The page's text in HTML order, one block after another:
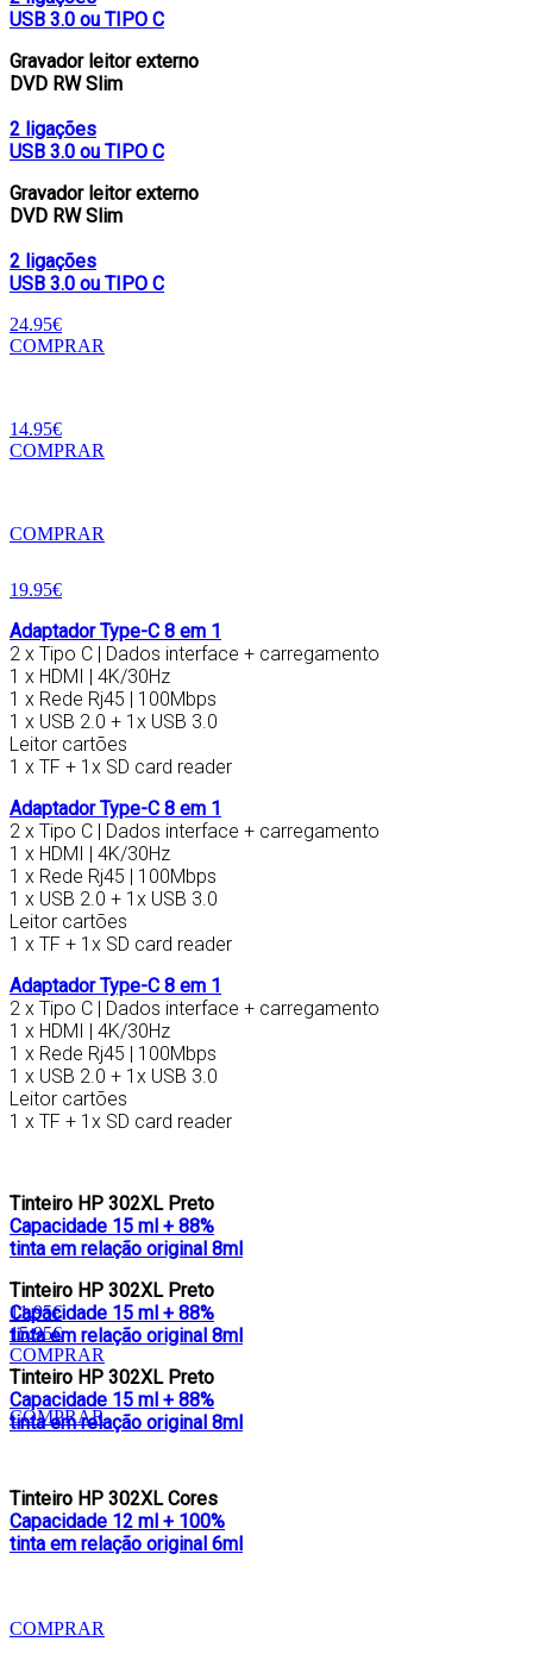
USB 3.0 ou TIPO C
Gravador leitor externo
DVD RW Slim
2 ligações
USB 3.0 ou TIPO C
Gravador leitor externo
DVD RW Slim
2 ligações
USB 3.0 ou TIPO C
24.95€
COMPRAR
14.95€
COMPRAR
COMPRAR
19.95€
Adaptador Type-C 8 em 1
2 x Tipo C | Dados interface + carregamento
1 x HDMI | 4K/30Hz
1 x Rede Rj45 | 100Mbps
1 x USB 2.0 + 1x USB 3.0
Leitor cartões
1 x TF + 1x SD card reader
Adaptador Type-C 8 em 1
2 x Tipo C | Dados interface + carregamento
1 x HDMI | 4K/30Hz
1 x Rede Rj45 | 100Mbps
1 x USB 2.0 + 1x USB 3.0
Leitor cartões
1 x TF + 1x SD card reader
Adaptador Type-C 8 em 1
2 x Tipo C | Dados interface + carregamento
1 x HDMI | 4K/30Hz
1 x Rede Rj45 | 100Mbps
1 x USB 2.0 + 1x USB 3.0
Leitor cartões
1 x TF + 1x SD card reader
Tinteiro HP 302XL Preto
Capacidade 15 ml + 88%
tinta em relação original 8ml
Tinteiro HP 302XL Preto
Capacidade 15 ml + 88%
tinta em relação original 8ml
Tinteiro HP 302XL Preto
Capacidade 15 ml + 88%
tinta em relação original 8ml
11.95€
15.95€
COMPRAR
COMPRAR
Tinteiro HP 302XL Cores
Capacidade 12 ml + 100%
tinta em relação original 6ml
COMPRAR